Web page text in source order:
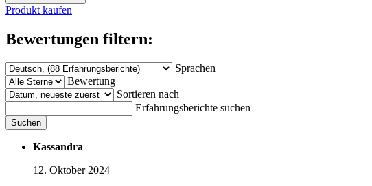
Produkt kaufen
Bewertungen filtern:
Sprachen
Bewertung
Sortieren nach
Erfahrungsberichte suchen
Suchen
Kassandra
12. Oktober 2024